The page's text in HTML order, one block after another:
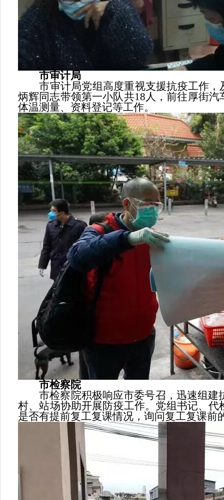
市审计局
市审计局党组高度重视支援抗疫工作，
炳辉同志带领第一小队共18人，前往厚街
体温测量、资料登记等工作。
市检察院
市检察院积极响应市委号召，迅速组建
村、站场协助开展防疫工作。党组书记、
是否有提前复工复课情况，询问复工复课前